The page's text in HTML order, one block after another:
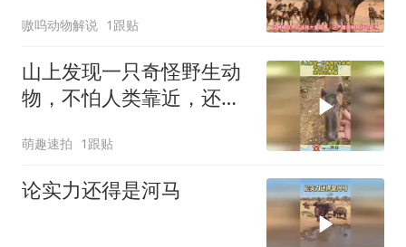
嗷呜动物解说 1跟贴
山上发现一只奇怪野生动
物，不怕人类靠近，还可
萌趣速拍 1跟贴
论实力还得是河马